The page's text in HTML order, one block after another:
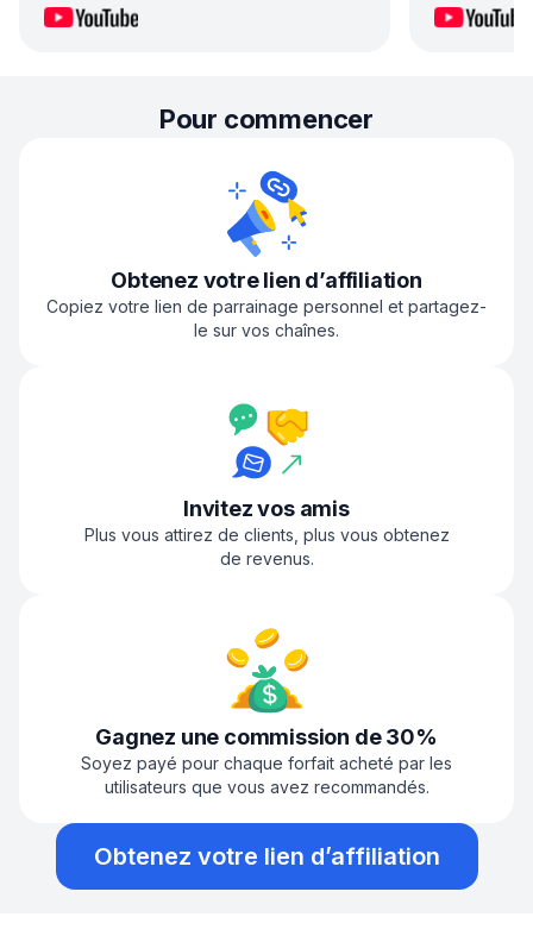
Pour commencer
Obtenez votre lien d’affiliation
Copiez votre lien de parrainage personnel et partagez-
le sur vos chaînes.
Invitez vos amis
Plus vous attirez de clients, plus vous obtenez
de revenus.
Gagnez une commission de 30%
Soyez payé pour chaque forfait acheté par les
utilisateurs que vous avez recommandés.
Obtenez votre lien d’affiliation